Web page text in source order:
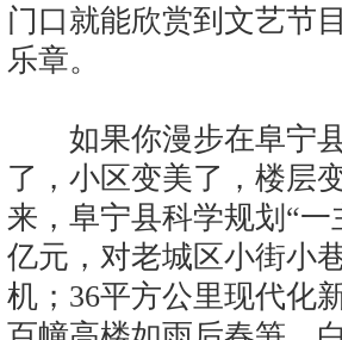
门口就能欣赏到文艺节
乐章。
如果你漫步在阜宁县
了，小区变美了，楼层
来，阜宁县科学规划“
亿元，对老城区小街小
机；36平方公里现代化